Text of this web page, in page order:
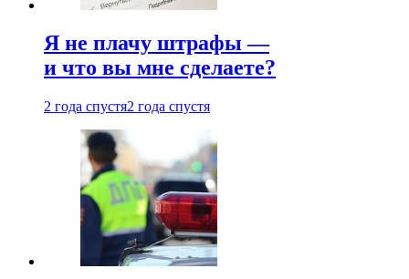
Я не плачу штрафы —
и что вы мне сделаете?
2 года спустя2 года спустя